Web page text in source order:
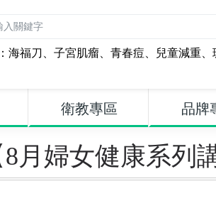
海福刀 、 子宮肌瘤、 青春痘、 兒童減重、
衛教專區 品牌
月婦女健康系列